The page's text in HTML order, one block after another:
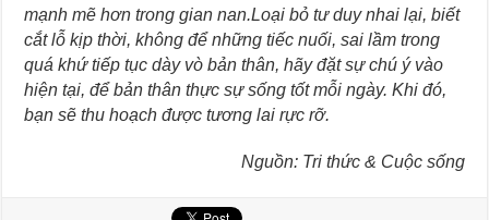
mạnh mẽ hơn trong gian nan.Loại bỏ tư duy nhai lại, biết
cắt lỗ kịp thời, không để những tiếc nuối, sai lầm trong
quá khứ tiếp tục dày vò bản thân, hãy đặt sự chú ý vào
hiện tại, để bản thân thực sự sống tốt mỗi ngày. Khi đó,
bạn sẽ thu hoạch được tương lai rực rỡ.
Nguồn: Tri thức & Cuộc sống